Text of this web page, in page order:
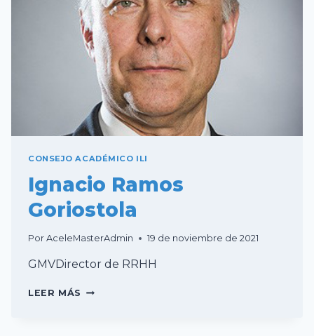
CONSEJO ACADÉMICO ILI
Ignacio Ramos
Goriostola
Por AceleMasterAdmin 19 de noviembre de 2021
GMVDirector de RRHH
LEER MÁS IGNACIO